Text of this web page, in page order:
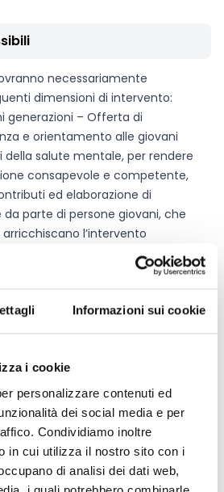
Informazioni sui cookie
i cookie
personalizzare contenuti ed
dei social media e per
Condividiamo inoltre
in cui utilizza il nostro sito con i
di analisi dei dati web,
necessariamente
dimensioni di intervento:
generazioni – Offerta di
e orientamento alle giovani
della salute mentale, per rendere
consapevole e competente,
ed elaborazione di
parte di persone giovani, che
l’intervento
proponente.
sulla salute mentale.
di azioni volte alla
di una nuova cultura e
mentale, orientate allo sviluppo
la fragilità e le diversità,
intergenerazionale attento
fenomeni e che veda la
delle giovani generazioni.
mentale, prevenzione e
- Progettazione e
di promozione della salute